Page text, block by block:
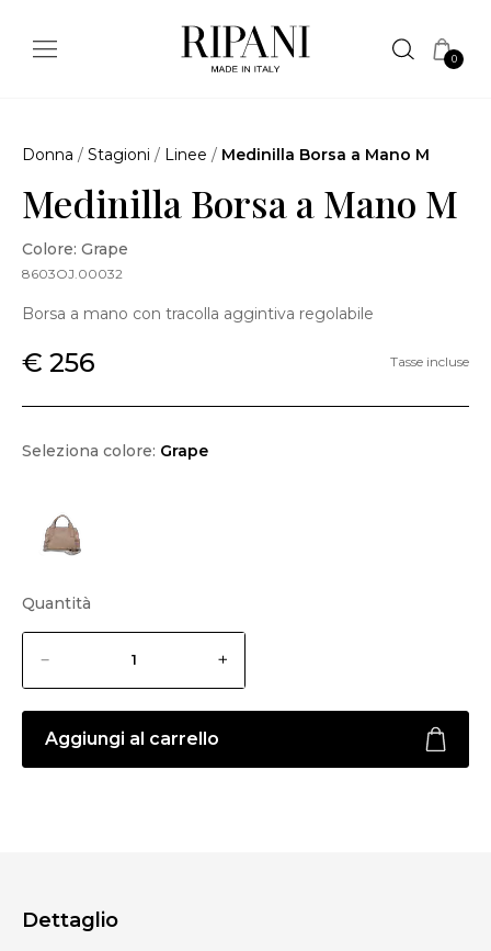
0
Donna / Stagioni / Linee / Medinilla Borsa a Mano M
Medinilla Borsa a Mano M
Colore: Grape
8603OJ.00032
Borsa a mano con tracolla aggintiva regolabile
€ 256 Tasse incluse
Seleziona colore: Grape
Quantità
Aggiungi al carrello
Dettaglio